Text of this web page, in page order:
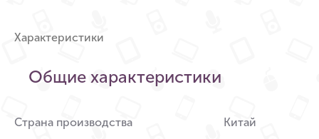
Характеристики
Общие характеристики
Страна производства
Китай